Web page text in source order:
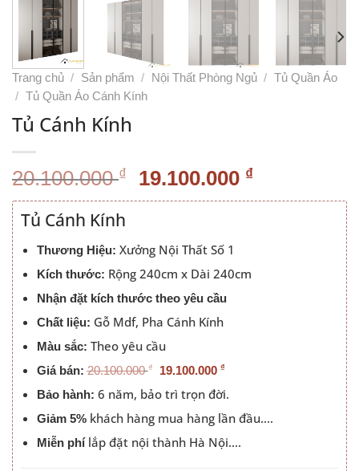
Trang chủ / Sản phẩm / Nội Thất Phòng Ngủ / Tủ Quần Áo
/ Tủ Quần Áo Cánh Kính
Tủ Cánh Kính
20.100.000₫ Giá
gốc
20.100.000 ₫.
19.100.000 ₫Giá
hiện
Tủ Cánh Kính
Thương Hiệu: Xưởng Nội Thất Số 1
Kích thước: Rộng 240cm x Dài 240cm
Nhận đặt kích thước theo yêu cầu
Chất liệu: Gỗ Mdf, Pha Cánh Kính
Màu sắc: Theo yêu cầu
Giá bán:20.100.000 ₫ 19.100.000 ₫
Bảo hành: 6 năm, bảo trì trọn đời.
Giảm 5%khách hàng mua hàng lần đầu….
Miễn phílắp đặt nội thành Hà Nội….